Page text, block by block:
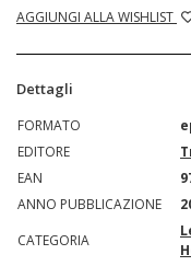
AGGIUNGI ALLA WISHLIST
Dettagli
FORMATO
EDITORE
EAN
ANNO PUBBLICAZIONE
CATEGORIA